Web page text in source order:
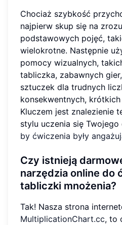
Chociaż szybkość
najpierw skup się na
podstawowych pojęć,
wielokrotne. Następnie
pomocy wizualnych,
tabliczka, zabawnych
sztuczek dla trudnych
konsekwentnych,
Kluczem jest znalezienie
stylu uczenia się Twojego
by ćwiczenia były
Czy istnieją
narzędzia online do
tabliczki mnożenia?
Tak! Nasza strona
MultiplicationChart.cc, to